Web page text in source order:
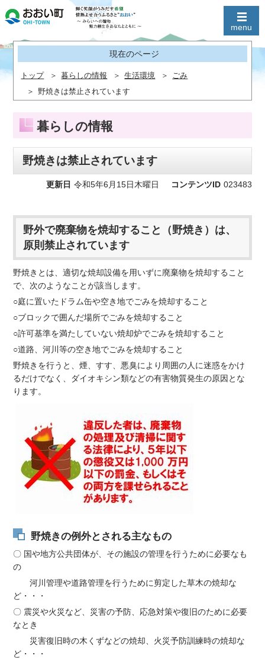
現在のページ
トップ 暮らしの情報 生活環境
ごみ
野焼きは禁止されています
暮らしの情報
野焼きは禁止されています
更新日 令和5年6月15日木曜日 コンテンツID 023483
野外で廃棄物を焼却すること（野焼き）は、
原則禁止されています
野焼きとは、適切な焼却設備を用いずに廃棄物を焼却すること
で、次のようなことが該当します。
○庭に置いたドラム缶や空き地でごみを焼却すること
○ブロックで囲んだ場所でごみを焼却すること
○許可基準を満たしていない焼却炉でごみを焼却すること
○道路、河川等の空き地でごみを焼却すること
野焼きを行うと、煙、すす、悪臭により周囲の人に迷惑をかけ
るだけでなく、ダイオキシン類などの有害物質発生の原因とな
ります。
野焼きの例外とされる主なもの
〇 国や地方公共団体が、その施設の管理を行うために必要なも
の
河川管理や道路管理を行うために剪定した草木の焼却な
ど・・・
〇 震災や火災など、災害の予防、応急対策や復旧のために必要
なとき
災害復旧時の木くずなどの焼却、火災予防訓練時の焼却な
ど・・・